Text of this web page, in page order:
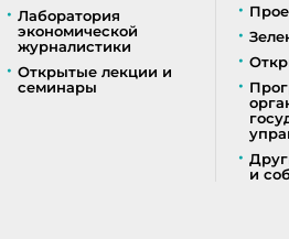
Лаборатория
экономической
журналистики
Открытые лекции и
семинары
и